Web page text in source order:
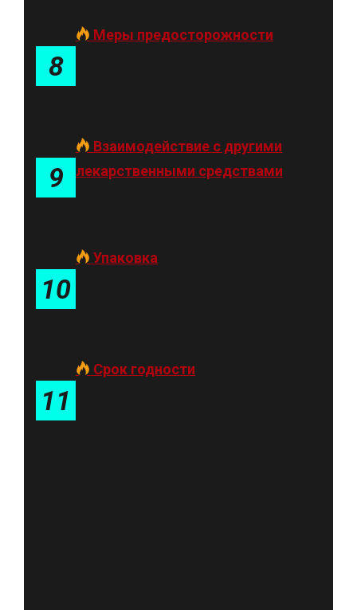
8
Меры предосторожности
9
Взаимодействие с другими
лекарственными средствами
10
Упаковка
11
Срок годности